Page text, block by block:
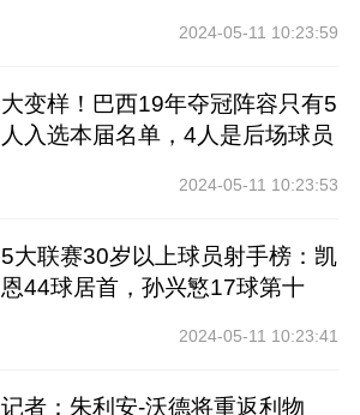
2024-05-11 10:23:59
大变样！巴西19年夺冠阵容只有5
人入选本届名单，4人是后场球员
2024-05-11 10:23:53
5大联赛30岁以上球员射手榜：凯
恩44球居首，孙兴慜17球第十
2024-05-11 10:23:41
记者：朱利安-沃德将重返利物